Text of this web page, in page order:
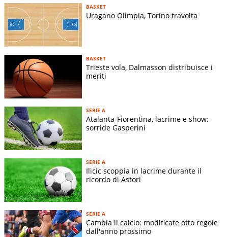
BASKET
Uragano Olimpia, Torino travolta
BASKET
Trieste vola, Dalmasson distribuisce i
meriti
SERIE A
Atalanta-Fiorentina, lacrime e show:
sorride Gasperini
SERIE A
Ilicic scoppia in lacrime durante il
ricordo di Astori
SERIE A
Cambia il calcio: modificate otto regole
dall'anno prossimo